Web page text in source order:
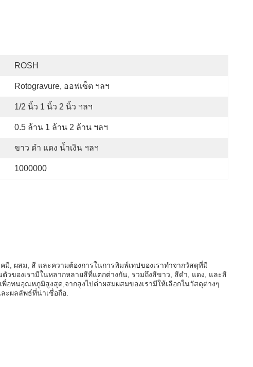
ROSH
Rotogravure, ออฟเซ็ต ฯลฯ
1/2 นิ้ว 1 นิ้ว 2 นิ้ว ฯลฯ
0.5 ล้าน 1 ล้าน 2 ล้าน ฯลฯ
ขาว ดำ แดง น้ำเงิน ฯลฯ
1000000
ผสม, สี และความต้องการในการพิมพ์เทปของเราทําจากวัสดุที่มี
ของเรามีในหลากหลายสีที่แตกต่างกัน, รวมถึงสีขาว, สีดํา, แดง, และสี
อทนอุณหภูมิสูงสุด,จากสูงไปต่ําผสมผสมของเรามีให้เลือกในวัสดุต่างๆ
ะผลลัพธ์ที่น่าเชื่อถือ.